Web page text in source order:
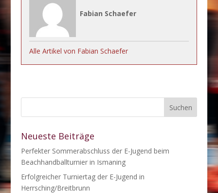
Fabian Schaefer
Alle Artikel von Fabian Schaefer
Neueste Beiträge
Perfekter Sommerabschluss der E-Jugend beim
Beachhandballturnier in Ismaning
Erfolgreicher Turniertag der E-Jugend in
Herrsching/Breitbrunn